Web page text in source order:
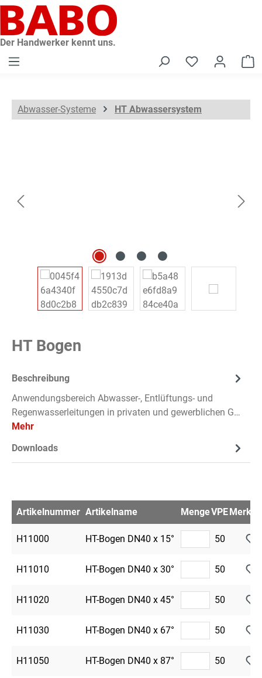
springen
Der Handwerker kennt uns.
Abwasser-Systeme HT Abwassersystem
HT Bogen
Beschreibung
Anwendungsbereich Abwasser-, Entlüftungs- und
Regenwasserleitungen in privaten und gewerblichen G…
Mehr
Downloads
Artikelnummer Artikelname MengeVPE
H11000 HT-Bogen DN40 x 15° 50
H11010 HT-Bogen DN40 x 30° 50
H11020 HT-Bogen DN40 x 45° 50
H11030 HT-Bogen DN40 x 67° 50
H11050 HT-Bogen DN40 x 87° 50